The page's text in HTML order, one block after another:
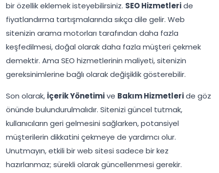
bir özellik eklemek isteyebilirsiniz. SEO Hizmetleride
fiyatlandırma tartışmalarında sıkça dile gelir. Web
sitenizin arama motorları tarafından daha fazla
keşfedilmesi, doğal olarak daha fazla müşteri çekmek
demektir. Ama SEO hizmetlerinin maliyeti, sitenizin
gereksinimlerine bağlı olarak değişiklik gösterebilir.
Son olarak, İçerik Yönetimive Bakım Hizmetleride göz
önünde bulundurulmalıdır. Sitenizi güncel tutmak,
kullanıcıların geri gelmesini sağlarken, potansiyel
müşterilerin dikkatini çekmeye de yardımcı olur.
Unutmayın, etkili bir web sitesi sadece bir kez
hazırlanmaz; sürekli olarak güncellenmesi gerekir.